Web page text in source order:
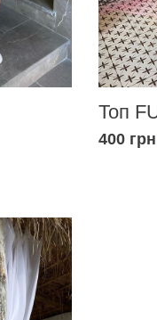
Топ
400 грн